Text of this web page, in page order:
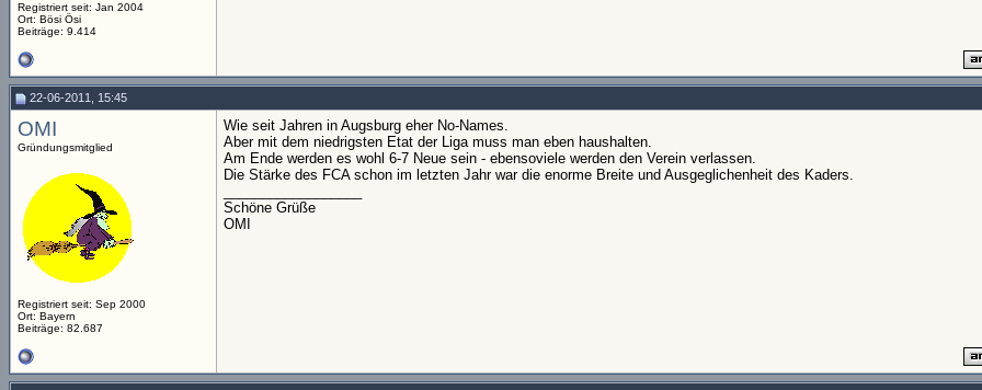
Registriert seit: Jan 2004
Ort: Bösi Ösi
Beiträge: 9.414
22-06-2011, 15:45
OMI
Gründungsmitglied
Registriert seit: Sep 2000
Ort: Bayern
Beiträge: 82.687
Wie seit Jahren in Augsburg eher No-Names.
Aber mit dem niedrigsten Etat der Liga muss man eben haushalten.
Am Ende werden es wohl 6-7 Neue sein - ebensoviele werden den Verein verlassen.
Die Stärke des FCA schon im letzten Jahr war die enorme Breite und Ausgeglichenheit des Kaders.
Schöne Grüße
OMI